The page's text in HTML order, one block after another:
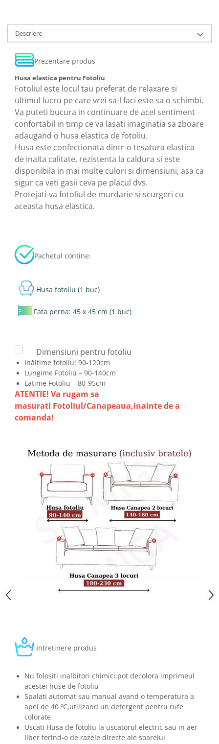
Descriere
Prezentare produs
Husa elastica pentru Fotoliu
Fotoliul este locul tau preferat de relaxare si
ultimul lucru pe care vrei sa-l faci este sa o schimbi.
Va puteti bucura in continuare de acel sentiment
confortabil in timp ce va lasati imaginatia sa zboare
adaugand o husa elastica de fotoliu.
Husa este confectionata dintr-o tesatura elastica
de inalta calitate, rezistenta la caldura si este
disponibila in mai multe culori si dimensiuni, asa ca
sigur ca veti gasii ceva pe placul dvs.
Protejati-va fotoliul de murdarie si scurgeri cu
aceasta husa elastica.
Pachetul contine:
Husa fotoliu (1 buc)
Fata perna: 45 x 45 cm (1 buc)
Dimensiuni pentru fotoliu
Inălțime fotoliu: 90-120cm
Lungime Fotoliu – 90-140cm
Latime Fotoliu – 80-95cm
ATENTIE! Va rugam sa
masurati Fotoliul/Canapeaua,inainte de a
comanda!
Intretinere produs
Nu folositi inalbitori chimici,pot decolora imprimeul
acestei huse de fotoliu
Spalati automat sau manual avand o temperatura a
apei de 40 ºC,utilizand un detergent pentru rufe
colorate
Uscati Husa de fotoliu la uscatorul electric sau in aer
liber ferind-o de razele directe ale soarelui